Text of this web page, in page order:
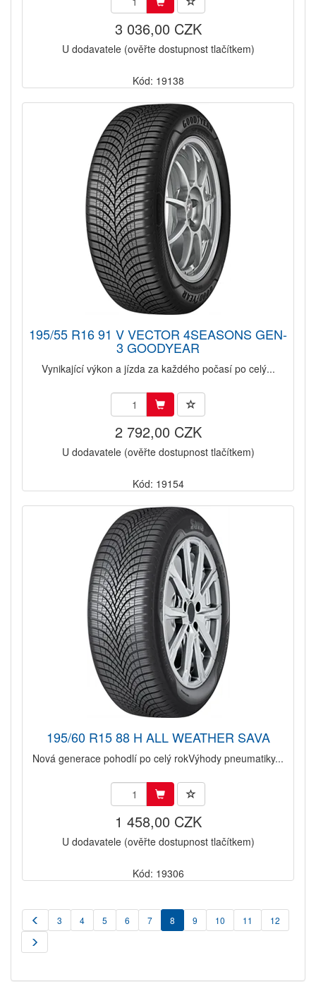
3 036,00 CZK
U dodavatele (ověřte dostupnost tlačítkem)
Kód: 19138
195/55 R16 91 V VECTOR 4SEASONS GEN-
3 GOODYEAR
Vynikající výkon a jízda za každého počasí po celý...
2 792,00 CZK
U dodavatele (ověřte dostupnost tlačítkem)
Kód: 19154
195/60 R15 88 H ALL WEATHER SAVA
Nová generace pohodlí po celý rokVýhody pneumatiky...
1 458,00 CZK
U dodavatele (ověřte dostupnost tlačítkem)
Kód: 19306
3 4 5 6 7 8 9 10 11 12